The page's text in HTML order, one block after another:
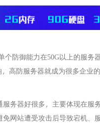
个防御能力在50G以上的服
高防服务器就成为很多企业
务器好很多，主要体现在服
网站遭受攻击后导致宕机